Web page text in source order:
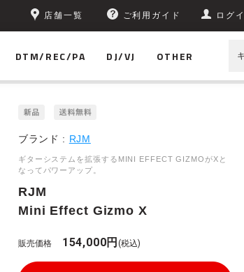
店舗一覧 ご利用ガイド ログ
DTM/REC/PA DJ/VJ OTHER
ブランド : RJM
ギターシステムを拡張するMINI EFFECT GIZMOがXと
なってパワーアップ。
RJM
Mini Effect Gizmo X
販売価格 154,000円(税込)